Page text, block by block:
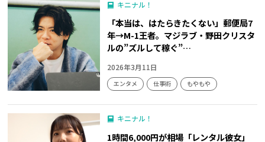
キニナル！
「本当は、はたらきたくない」郵便局7
年→M-1王者。マジラブ・野田クリスタ
ルの”ズルして稼ぐ”…
2026年3月11日
エンタメ 仕事術 もやもや
キニナル！
1時間6,000円が相場「レンタル彼女」